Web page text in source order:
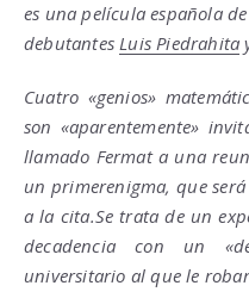
es una película española
debutantesLuis Piedrahita
Cuatro «genios»
son «aparentemente»
llamado Fermat a una
un primerenigma, que
a la cita.Se trata de un
decadencia con un
universitario al que le